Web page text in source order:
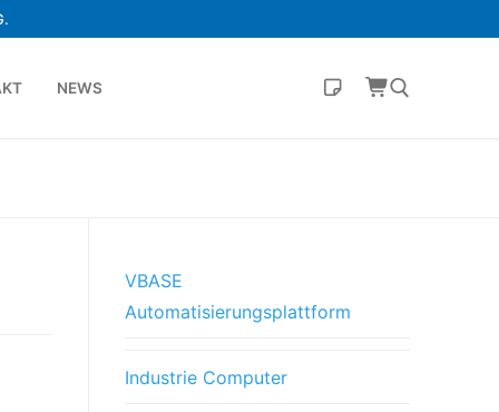
NEWS
VBASE
Automatisierungsplattform
Industrie Computer